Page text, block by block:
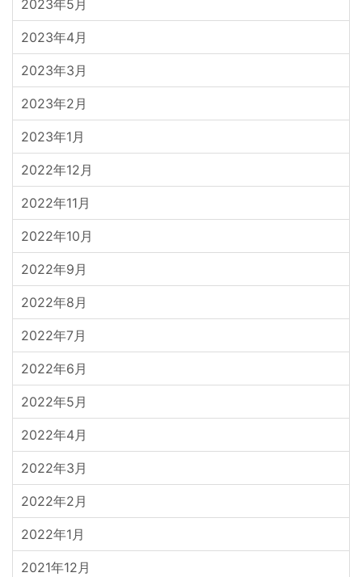
2023年5月
2023年4月
2023年3月
2023年2月
2023年1月
2022年12月
2022年11月
2022年10月
2022年9月
2022年8月
2022年7月
2022年6月
2022年5月
2022年4月
2022年3月
2022年2月
2022年1月
2021年12月